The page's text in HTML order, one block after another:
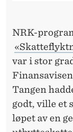
NRK-
var i stor
Tangen
godt, ville et
løpet av en